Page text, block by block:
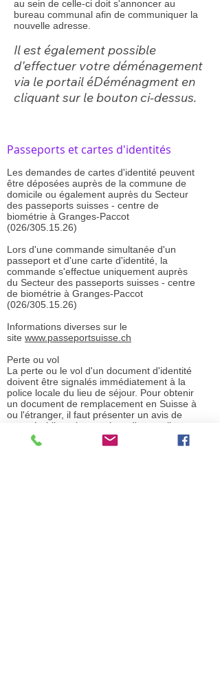
au sein de celle-ci doit s'annoncer au
bureau communal afin de communiquer la
nouvelle adresse.
Il est également possible
d'effectuer votre déménagement
via le portail éDéménagment en
cliquant sur le bouton ci-dessus.
Passeports et cartes d'identités
Les demandes de cartes d'identité peuvent
être déposées auprès de la commune de
domicile ou également auprès du Secteur
des passeports suisses - centre de
biométrie à Granges-Paccot
(026/305.15.26)
Lors d'une commande simultanée d'un
passeport et d'une carte d'identité, la
commande s'effectue uniquement auprès
du Secteur des passeports suisses - centre
de biométrie à Granges-Paccot
(026/305.15.26)
Informations diverses sur le
site www.passeportsuisse.ch
Perte ou vol
La perte ou le vol d'un document d'identité
doivent être signalés immédiatement à la
police locale du lieu de séjour. Pour obtenir
un document de remplacement en Suisse à
ou l'étranger, il faut présenter un avis de
perte établi par les services d'une police
suisse ou étrangère.